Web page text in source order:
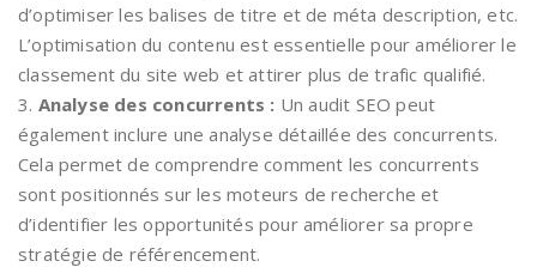
d’optimiser les balises de titre et de méta description, etc.
L’optimisation du contenu est essentielle pour améliorer le
classement du site web et attirer plus de trafic qualifié.
3. Analyse des concurrents : Un audit SEO peut
également inclure une analyse détaillée des concurrents.
Cela permet de comprendre comment les concurrents
sont positionnés sur les moteurs de recherche et
d’identifier les opportunités pour améliorer sa propre
stratégie de référencement.